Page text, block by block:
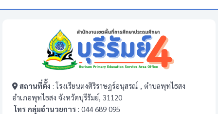
สถานที่ตั้ง : โรงเรียนตงศิริราษฎร์อนุสรณ์ , ตำบลพุทไธสง
อำเภอพุทไธสง จังหวัดบุรีรัมย์, 31120
โทร กลุ่มอำนวยการ : 044 689 095